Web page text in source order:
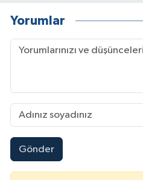
Yorumlar
Gönder